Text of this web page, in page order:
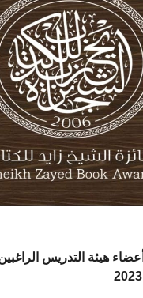
هيئة التدريس